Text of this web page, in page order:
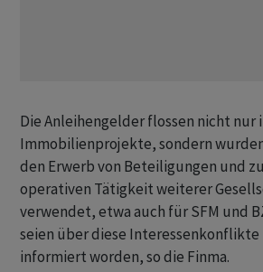
Die Anleihengelder flossen nicht nur
Immobilienprojekte, sondern
den Erwerb von Beteiligungen und
operativen Tätigkeit weiterer
verwendet, etwa auch für SFM und
seien über diese Interessenkonflikte
informiert worden, so die Finma.